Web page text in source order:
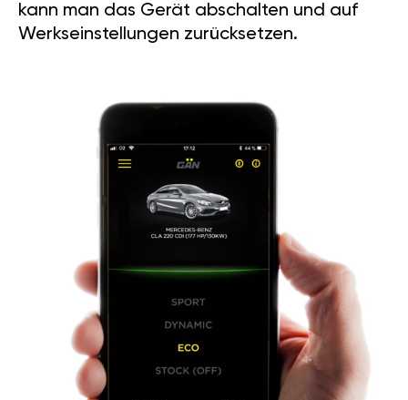
kann man das Gerät abschalten und auf
Werkseinstellungen zurücksetzen.